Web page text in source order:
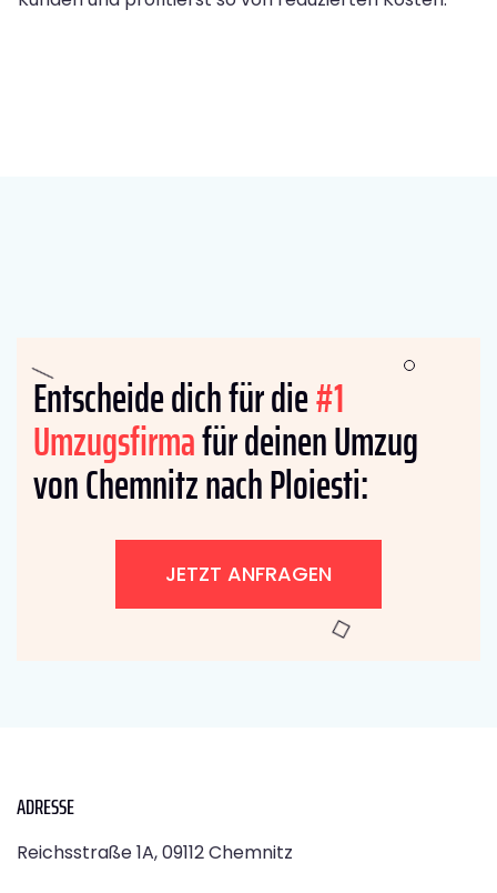
Entscheide dich für die#1
Umzugsfirmafür deinen Umzug
von Chemnitz nach Ploiesti:
JETZT ANFRAGEN
ADRESSE
Reichsstraße 1A, 09112 Chemnitz